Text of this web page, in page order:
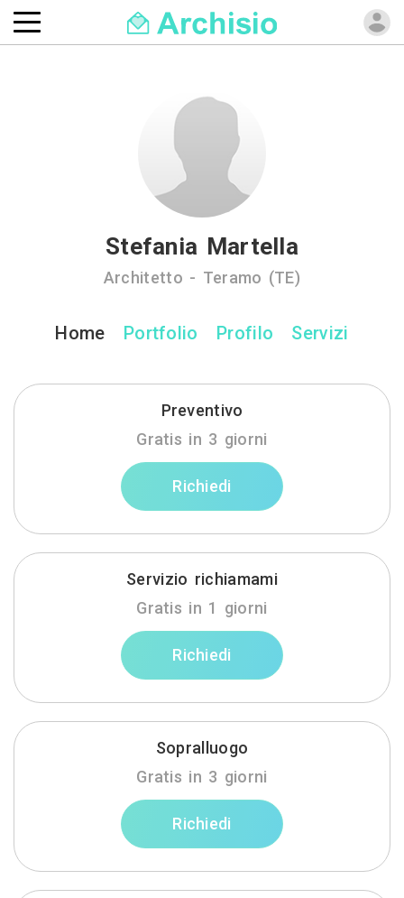
Stefania Martella
Architetto - Teramo (TE)
Home Portfolio Profilo Servizi
Preventivo
Gratis in 3 giorni
Richiedi
Servizio richiamami
Gratis in 1 giorni
Richiedi
Sopralluogo
Gratis in 3 giorni
Richiedi